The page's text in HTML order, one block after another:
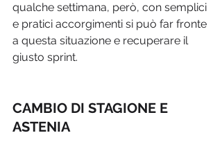
qualche settimana, però, con semplici
e pratici accorgimenti si può far fronte
a questa situazione e recuperare il
giusto sprint.
CAMBIO DI STAGIONE E
ASTENIA